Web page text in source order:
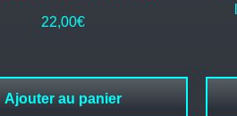
22,00€
Ajouter au panier